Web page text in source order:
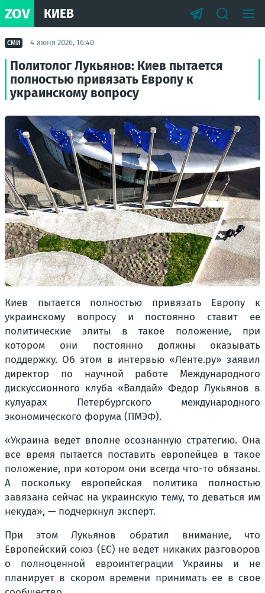
ZOV КИЕВ
СМИ 4 июня 2026, 16:40
Политолог Лукьянов: Киев пытается
полностью привязать Европу к
украинскому вопросу
Киев пытается полностью привязать Европу к
украинскому вопросу и постоянно ставит ее
политические элиты в такое положение, при
котором они постоянно должны оказывать
поддержку. Об этом в интервью «Ленте.ру» заявил
директор по научной работе Международного
дискуссионного клуба «Валдай» Федор Лукьянов в
кулуарах Петербургского международного
экономического форума (ПМЭФ).
«Украина ведет вполне осознанную стратегию. Она
все время пытается поставить европейцев в такое
положение, при котором они всегда что-то обязаны.
А поскольку европейская политика полностью
завязана сейчас на украинскую тему, то деваться им
некуда», — подчеркнул эксперт.
При этом Лукьянов обратил внимание, что
Европейский союз (ЕС) не ведет никаких разговоров
о полноценной евроинтеграции Украины и не
планирует в скором времени принимать ее в свое